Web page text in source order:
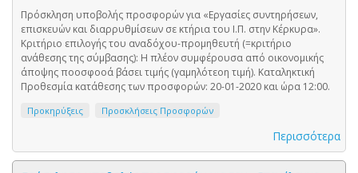
Πρόσκληση υποβολής προσφορών για «Εργασίες συντηρήσεων,
επισκευών και διαρρυθμίσεων σε κτήρια του Ι.Π. στην Κέρκυρα».
Κριτήριο επιλογής του αναδόχου-προμηθευτή (=κριτήριο
ανάθεσης της σύμβασης): Η πλέον συμφέρουσα από οικονομικής
άποψης ποοσφοοά βάσει τιμής (γαμηλότεοη τιμή). Καταληκτική
Προθεσμία κατάθεσης των προσφορών: 20-01-2020 και ώρα 12:00.
Προκηρύξεις Προσκλήσεις Προσφορών
Περισσότερα